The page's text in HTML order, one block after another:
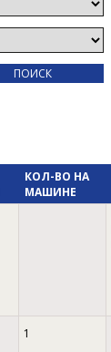
КОЛ-ВО НА
МАШИНЕ
1